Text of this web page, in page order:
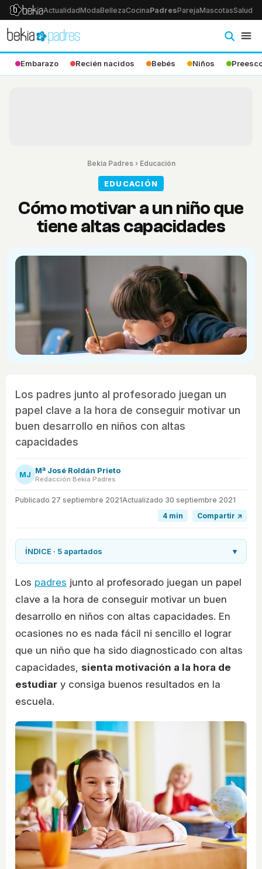
ActualidadModaBellezaCocinaPadresParejaMascotasSalud
Embarazo Recién nacidos Bebés Niños
Bekia Padres› Educación
EDUCACIÓN
Cómo motivar a un niño que
tiene altas capacidades
Los padres junto al profesorado juegan un
papel clave a la hora de conseguir motivar un
buen desarrollo en niños con altas
capacidades
MJ Mª José Roldán Prieto
Redacción Bekia Padres
Publicado 27 septiembre 2021Actualizado 30 septiembre 2021
4 min
Compartir ↗
ÍNDICE · 5 apartados ▾
Los padres junto al profesorado juegan un papel
clave a la hora de conseguir motivar un buen
desarrollo en niños con altas capacidades. En
ocasiones no es nada fácil ni sencillo el lograr
que un niño que ha sido diagnosticado con altas
capacidades, sienta motivación a la hora de
estudiar y consiga buenos resultados en la
escuela.